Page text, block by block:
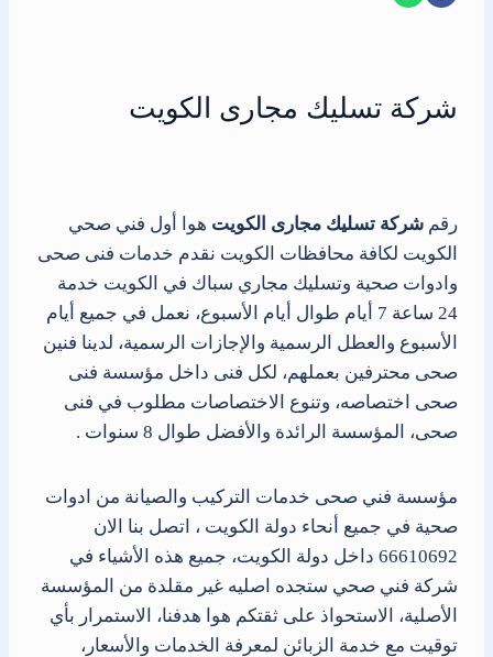
شركة تسليك مجارى الكويت
رقم شركة تسليك مجارى الكويت هوا أول فني صحي
الكويت لكافة محافظات الكويت نقدم خدمات فنى صحى
وادوات صحية وتسليك مجاري سباك في الكويت خدمة
24 ساعة 7 أيام طوال أيام الأسبوع، نعمل في جميع أيام
الأسبوع والعطل الرسمية والإجازات الرسمية، لدينا فنين
صحى محترفين بعملهم، لكل فنى داخل مؤسسة فنى
صحى اختصاصه، وتنوع الاختصاصات مطلوب في فنى
صحى، المؤسسة الرائدة والأفضل طوال 8 سنوات .
مؤسسة فني صحى خدمات التركيب والصيانة من ادوات
صحية في جميع أنحاء دولة الكويت ، اتصل بنا الان
66610692 داخل دولة الكويت، جميع هذه الأشياء في
شركة فني صحي ستجده اصليه غير مقلدة من المؤسسة
الأصلية، الاستحواذ على ثقتكم هوا هدفنا، الاستمرار بأي
توقيت مع خدمة الزبائن لمعرفة الخدمات والأسعار،